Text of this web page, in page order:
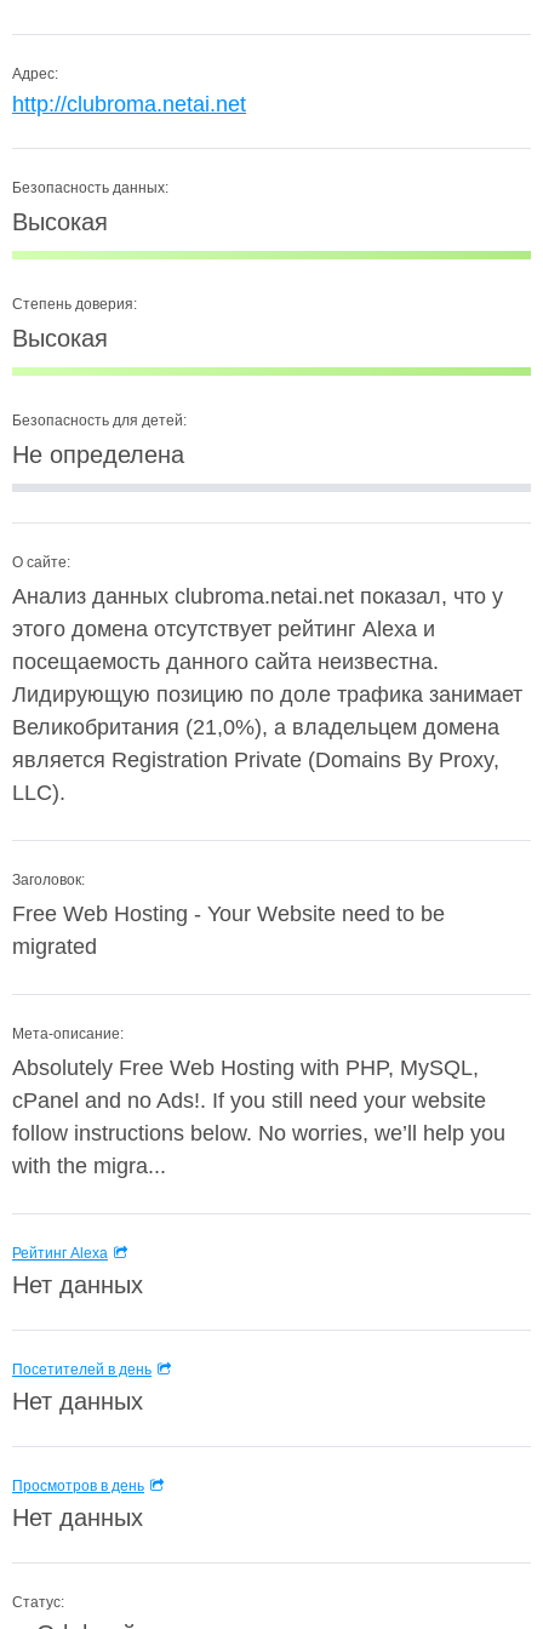
Адрес:
http://clubroma.netai.net
Безопасность данных:
Высокая
Степень доверия:
Высокая
Безопасность для детей:
Не определена
О сайте:
Анализ данных clubroma.netai.net показал, что у
этого домена отсутствует рейтинг Alexa и
посещаемость данного сайта неизвестна.
Лидирующую позицию по доле трафика занимает
Великобритания (21,0%), а владельцем домена
является Registration Private (Domains By Proxy,
LLC).
Заголовок:
Free Web Hosting - Your Website need to be
migrated
Мета-описание:
Absolutely Free Web Hosting with PHP, MySQL,
cPanel and no Ads!. If you still need your website
follow instructions below. No worries, we’ll help you
with the migra...
Рейтинг Alexa
Нет данных
Посетителей в день
Нет данных
Просмотров в день
Нет данных
Статус: